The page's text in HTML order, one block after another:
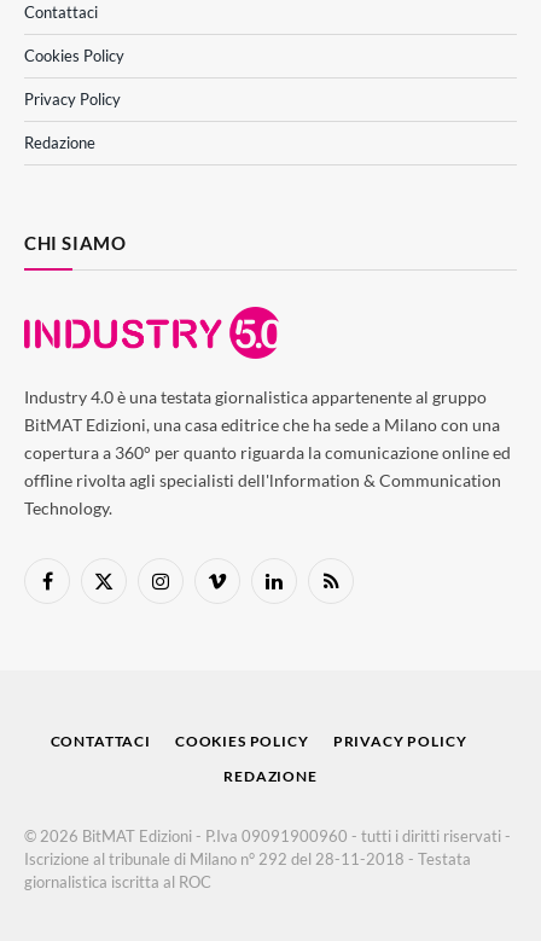
Contattaci
Cookies Policy
Privacy Policy
Redazione
CHI SIAMO
Industry 4.0 è una testata giornalistica appartenente al gruppo
BitMAT Edizioni, una casa editrice che ha sede a Milano con una
copertura a 360° per quanto riguarda la comunicazione online ed
offline rivolta agli specialisti dell'lnformation & Communication
Technology.
Facebook
X
InstagramVimeo LinkedInRSS
CONTATTACI COOKIES POLICY
PRIVACY POLICY
REDAZIONE
© 2026 BitMAT Edizioni - P.Iva 09091900960 - tutti i diritti riservati -
Iscrizione al tribunale di Milano n° 292 del 28-11-2018 - Testata
giornalistica iscritta al ROC